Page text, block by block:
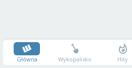
Główna Wykopalisko Hity